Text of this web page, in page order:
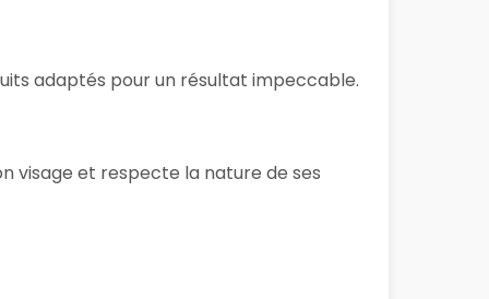
adaptés pour un résultat impeccable.
visage et respecte la nature de ses